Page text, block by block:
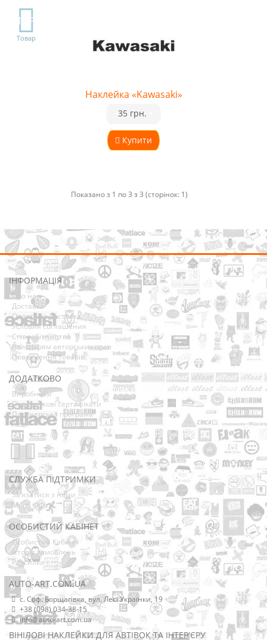
TOP
Товар
Наклейка «Kawasaki»
Купити
35 грн.
Показано з 1 по 3 з 3 (сторінок: 1)
ІНФОРМАЦІЯ
Про нас
Доставка
Оплата та Доставка
Условия соглашения
Співробітництво
Володарям авторських прав
Повернення товарів
ДОДАТКОВО
Виробники
Подарункові сертифікати
Партнерська програма
Акції
СЛУЖБА ПІДТРИМКИ
Зв’язатися з нами
Мапа сайту
ОСОБИСТИЙ КАБІНЕТ
Особистий Кабінет
Історія замовлень
Розсилка
AUTO-ART.COM.UA
с. Соф. Борщагівка, вул. Лесі Українки, 19
+38 (098) 034-38-15
info@auto-art.com.ua
ВІНІЛОВІ НАКЛЕЙКИ ДЛЯ АВТІВОК ТА ІНТЕР'ЄРУ